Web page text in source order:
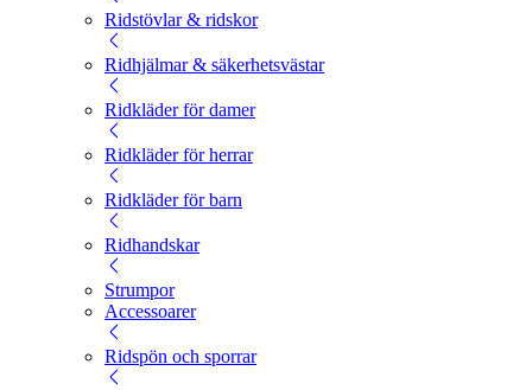
Ridstövlar & ridskor
Ridhjälmar & säkerhetsvästar
Ridkläder för damer
Ridkläder för herrar
Ridkläder för barn
Ridhandskar
Strumpor
Accessoarer
Ridspön och sporrar